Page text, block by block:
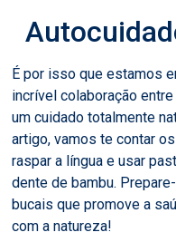
É por isso que estamos
incrível colaboração
um cuidado totalmente
artigo, vamos te contar
raspar a língua e usar
dente de bambu.
bucais que promove a
com a natureza!